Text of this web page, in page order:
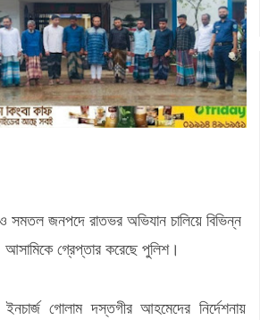
ও সমতল জনপদে রাতভর অভিযান চালিয়ে বিভিন্ন
গ্রেপ্তার করেছে পুলিশ।
ইনচার্জ গোলাম দস্তগীর আহমেদের নির্দেশনায়